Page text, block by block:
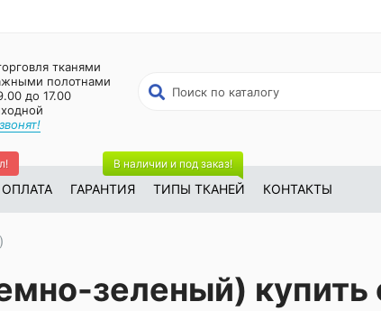
тканями
полотнами
до 17.00
ГАРАНТИЯ ТИПЫ ТКАНЕЙ
В наличии и под заказ!
КОНТАКТЫ
зеленый) купить